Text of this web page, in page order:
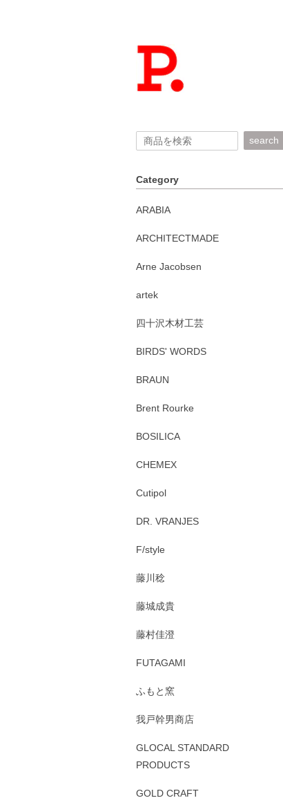
search
Category
ARABIA
ARCHITECTMADE
Arne Jacobsen
artek
四十沢木材工芸
BIRDS' WORDS
BRAUN
Brent Rourke
BOSILICA
CHEMEX
Cutipol
DR. VRANJES
F/style
藤川稔
藤城成貴
藤村佳澄
FUTAGAMI
ふもと窯
我戸幹男商店
GLOCAL STANDARD
PRODUCTS
GOLD CRAFT